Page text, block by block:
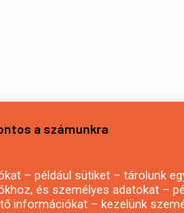
a számunkra
– például sütiket – tárolunk
és személyes adatokat –
információkat – kezelünk